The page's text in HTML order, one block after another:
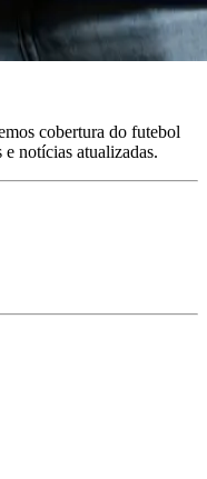
cobertura do futebol
notícias atualizadas.